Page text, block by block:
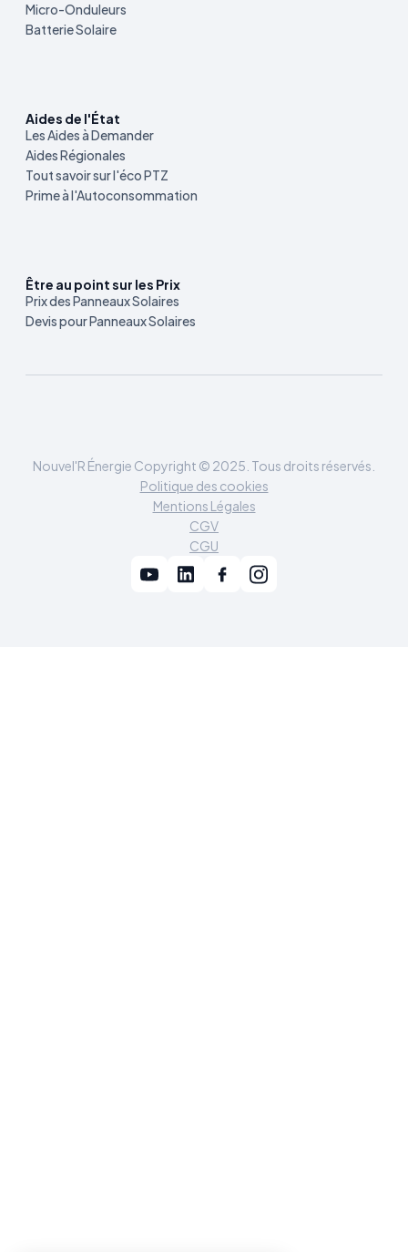
Micro-Onduleurs
Batterie Solaire
Aides de l'État
Les Aides à Demander
Aides Régionales
Tout savoir sur l'éco PTZ
Prime à l'Autoconsommation
Être au point sur les Prix
Prix des Panneaux Solaires
Devis pour Panneaux Solaires
Nouvel'R Énergie Copyright © 2025. Tous droits réservés.
Politique des cookies
Mentions Légales
CGV
CGU